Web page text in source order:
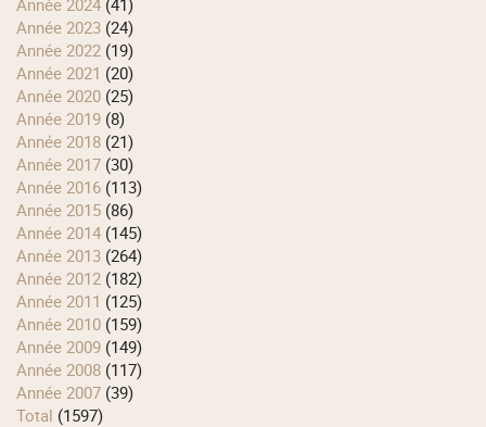
année 2023 (24)
année 2022 (19)
année 2021 (20)
année 2020 (25)
année 2019 (8)
année 2018 (21)
année 2017 (30)
année 2016 (113)
année 2015 (86)
année 2014 (145)
année 2013 (264)
année 2012 (182)
année 2011 (125)
année 2010 (159)
année 2009 (149)
année 2008 (117)
année 2007 (39)
total (1597)